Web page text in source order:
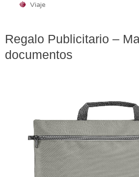
Viaje
Regalo Publicitario –
documentos